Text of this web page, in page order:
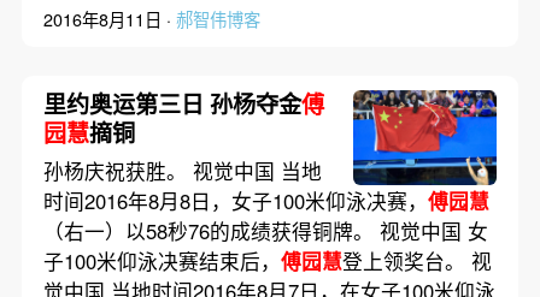
2016年8月11日 · 郝智伟博客
里约奥运第三日 孙杨夺金傅
园慧摘铜
孙杨庆祝获胜。 视觉中国 当地
时间2016年8月8日，女子100米仰泳决赛， 傅园慧
（右一）以58秒76的成绩获得铜牌。 视觉中国 女
子100米仰泳决赛结束后， 傅园慧登上领奖台。 视
觉中国 当地时间2016年8月7日，在女子100米仰泳